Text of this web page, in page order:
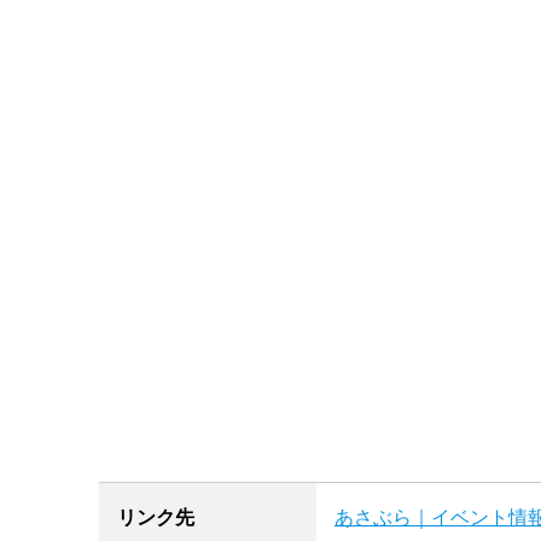
リンク先 あさぶら｜イベント情